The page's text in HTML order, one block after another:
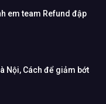
em team Refund đập
Nội, Cách để giảm bớt